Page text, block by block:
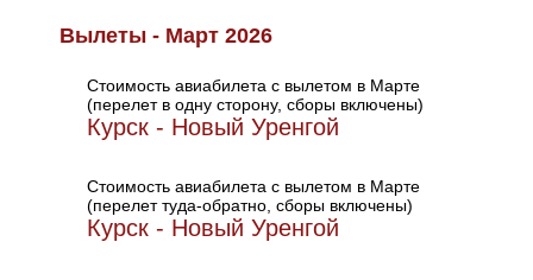
Вылеты - Март 2026
Стоимость авиабилета с вылетом в Марте
(перелет в одну сторону, сборы включены)
Курск - Новый Уренгой
Стоимость авиабилета с вылетом в Марте
(перелет туда-обратно, сборы включены)
Курск - Новый Уренгой